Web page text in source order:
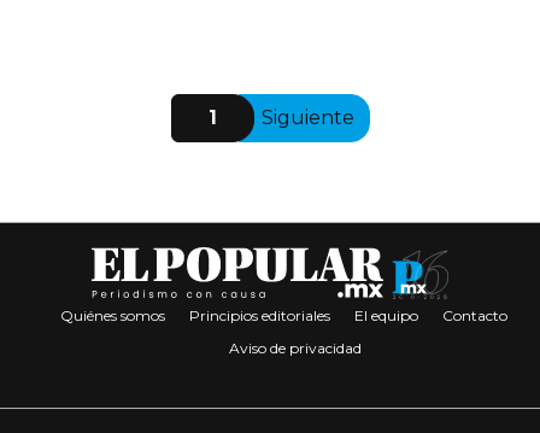
1 Siguiente
Quiénes somos Principios editoriales El equipo
Contacto
Aviso de privacidad